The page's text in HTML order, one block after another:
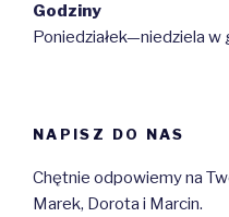
Godziny
Poniedziałek—niedziela
NAPISZ DO NAS
Chętnie odpowiemy na
Marek, Dorota i Marcin.